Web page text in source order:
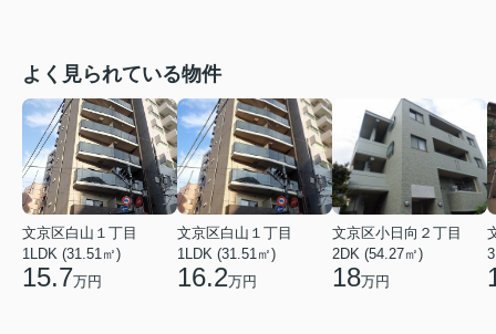
よく見られている物件
文京区白山１丁目
1LDK (31.51㎡)
15.7万円
文京区白山１丁目
1LDK (31.51㎡)
16.2万円
文京区小日向２丁目
2DK (54.27㎡)
18万円